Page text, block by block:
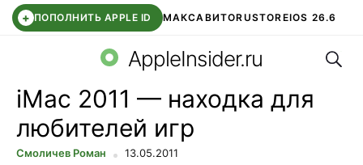
+ ПОПОЛНИТЬ APPLE ID МАКСАВИТОRUSTOREIOS 26.6
СБЕР КИДС ВТБ ОНЛАЙН ЧАТ В ROBLOX
AppleInsider.ru
iMac 2011 — находка для
любителей игр
Смоличев Роман 13.05.2011